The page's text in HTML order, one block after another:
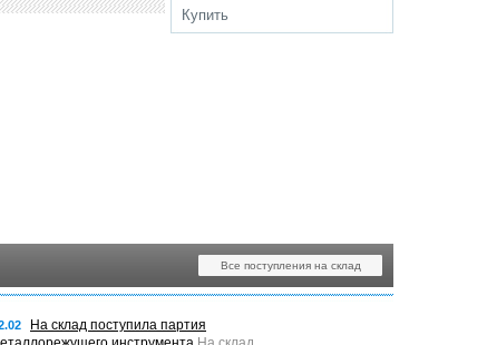
Купить
Все поступления на склад
На склад поступила партия